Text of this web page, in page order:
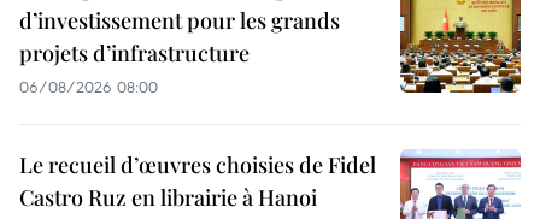
d’investissement pour les grands
projets d’infrastructure
06/08/2026 08:00
Le recueil d’œuvres choisies de Fidel
Castro Ruz en librairie à Hanoi